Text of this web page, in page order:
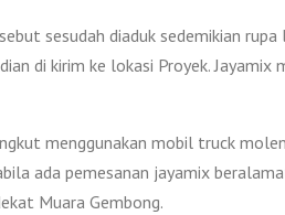
sesudah diaduk sedemikian
di kirim ke lokasi Proyek.
menggunakan mobil truck
ada pemesanan jayamix
Muara Gembong.